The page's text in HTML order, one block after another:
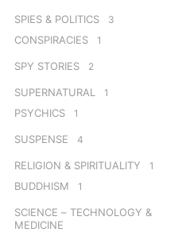
SPIES & POLITICS 3
CONSPIRACIES 1
SPY STORIES 2
SUPERNATURAL 1
PSYCHICS 1
SUSPENSE 4
RELIGION & SPIRITUALITY 1
BUDDHISM 1
SCIENCE – TECHNOLOGY &
MEDICINE